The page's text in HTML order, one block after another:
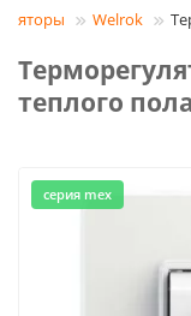
Welrok
теплого пола
серия mex